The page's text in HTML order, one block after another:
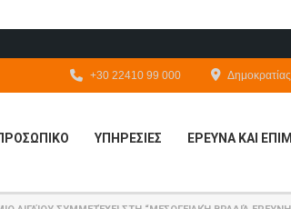
+30 22410 99 000
ΥΠΗΡΕΣΙΕΣ ΕΡΕΥΝΑ ΚΑΙ